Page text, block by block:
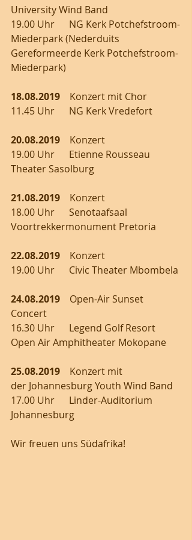
University Wind Band
19.00 Uhr      NG Kerk Potchefstroom-
Miederpark (Nederduits
Gereformeerde Kerk Potchefstroom-
Miederpark)
18.08.2019
Konzert mit Chor
11.45 Uhr      NG Kerk Vredefort
20.08.2019
Konzert
19.00 Uhr      Etienne Rousseau
Theater Sasolburg
21.08.2019 Konzert
18.00 Uhr      Senotaafsaal
Voortrekkermonument Pretoria
22.08.2019
Konzert
19.00 Uhr      Civic Theater Mbombela
24.08.2019
Open-Air Sunset
Concert
16.30 Uhr      Legend Golf Resort
Open Air Amphitheater Mokopane
25.08.2019
Konzert mit
der Johannesburg Youth Wind Band
17.00 Uhr      Linder-Auditorium
Johannesburg
Wir freuen uns Südafrika!